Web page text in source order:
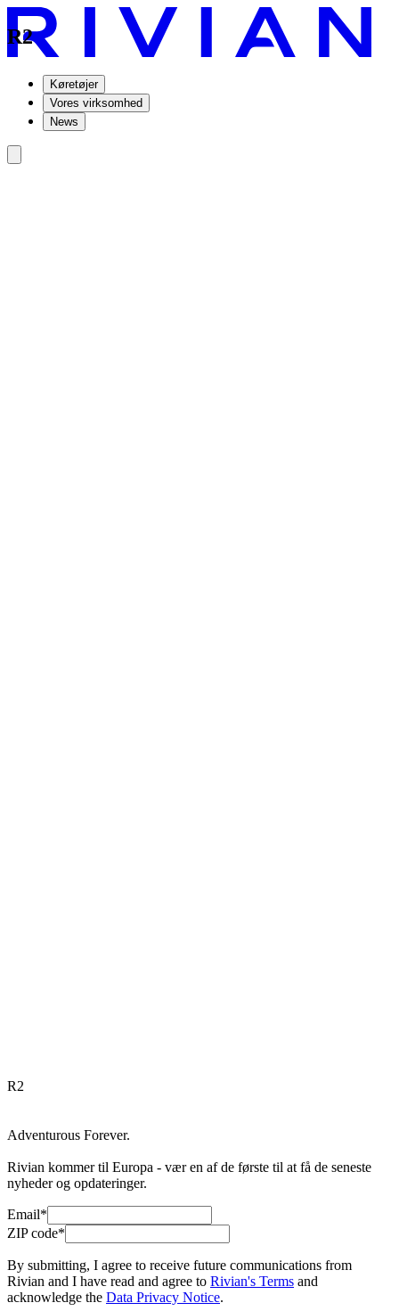
Køretøjer
Vores virksomhed
News
R2
R2
Adventurous Forever.
Rivian kommer til Europa - vær en af de første til at få de seneste
nyheder og opdateringer.
Email*
ZIP code*
By submitting, I agree to receive future communications from
Rivian and I have read and agree to Rivian's Terms and
acknowledge the Data Privacy Notice.